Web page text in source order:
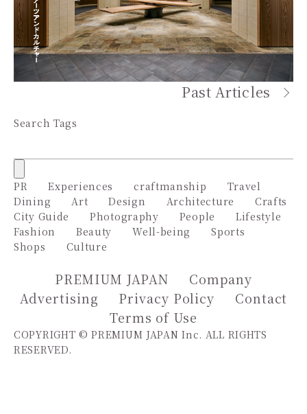
Past Articles
Search Tags
PR Experiences craftmanship
Travel
Dining
Art Design Architecture
Crafts
City Guide
Photography People
Lifestyle
Fashion
Beauty Well-being
Sports
Shops
Culture
PREMIUM JAPAN
Company
Advertising
Privacy Policy
Contact
Terms of Use
COPYRIGHT © PREMIUM JAPAN Inc. ALL RIGHTS
RESERVED.